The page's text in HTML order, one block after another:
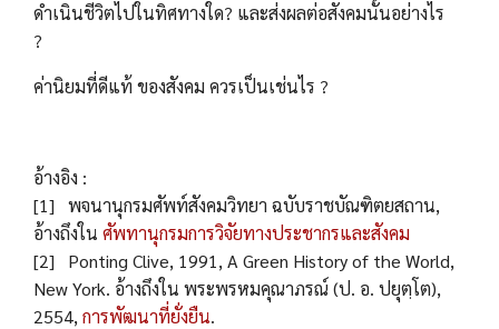
ดำเนินชีวิตไปในทิศทางใด? และส่งผลต่อสังคมนั้นอย่างไร
?
ค่านิยมที่ดีแท้ ของสังคม ควรเป็นเช่นไร ?
อ้างอิง :
[1] พจนานุกรมศัพท์สังคมวิทยา ฉบับราชบัณฑิตยสถาน,
อ้างถึงใน ศัพทานุกรมการวิจัยทางประชากรและสังคม
[2] Ponting Clive, 1991, A Green History of the World,
New York. อ้างถึงใน พระพรหมคุณาภรณ์ (ป. อ. ปยุตฺโต),
2554, การพัฒนาที่ยั่งยืน.